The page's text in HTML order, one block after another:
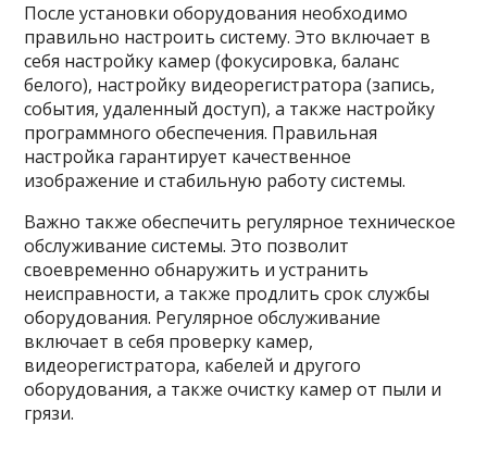
После установки оборудования необходимо
правильно настроить систему. Это включает в
себя настройку камер (фокусировка, баланс
белого), настройку видеорегистратора (запись,
события, удаленный доступ), а также настройку
программного обеспечения. Правильная
настройка гарантирует качественное
изображение и стабильную работу системы.
Важно также обеспечить регулярное техническое
обслуживание системы. Это позволит
своевременно обнаружить и устранить
неисправности, а также продлить срок службы
оборудования. Регулярное обслуживание
включает в себя проверку камер,
видеорегистратора, кабелей и другого
оборудования, а также очистку камер от пыли и
грязи.